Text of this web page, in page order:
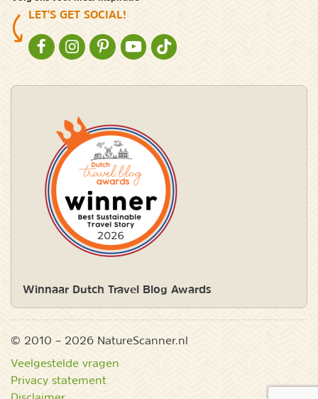
LET'S GET SOCIAL!
NATURESCANNER OP FACEBOOK
NATURESCANNER OP INSTAGRAM
NATURESCANNER OP PINTEREST
NATURESCANNER OP YOUTUBE
NATURESCANNER OP TIKTOK
Winnaar Dutch Travel Blog Awards
© 2010 – 2026 NatureScanner.nl
Veelgestelde vragen
Privacy statement
Disclaimer